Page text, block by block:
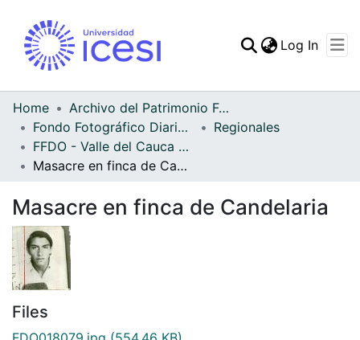
Statistics
Log In
Home
Archivo del Patrimonio Fotográfico y Fílmico del Valle del Cauca
Fondo Fotográfico Diario Occidente
Regionales
FFDO - Valle del Cauca - Patrimonial
Masacre en finca de Candelaria
Masacre en finca de Candelaria
Files